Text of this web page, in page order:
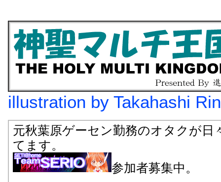
illustration by Takahashi
元秋葉原ゲーセン勤務のオタクが日
てます。
参加者募集中。